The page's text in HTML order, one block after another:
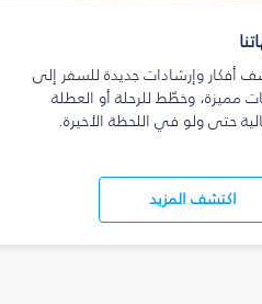
أفكار وإرشادات جديدة للسفر إلى
مميزة، وخطّط للرحلة أو العطلة
حتى ولو في اللحظة الأخيرة.
اكتشف المزيد